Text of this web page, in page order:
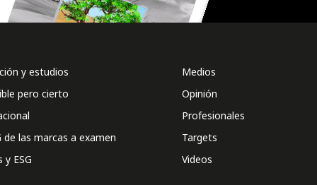
y estudios
pero cierto
de las marcas a examen
y ESG
Medios
Opinión
Profesionales
Targets
Videos